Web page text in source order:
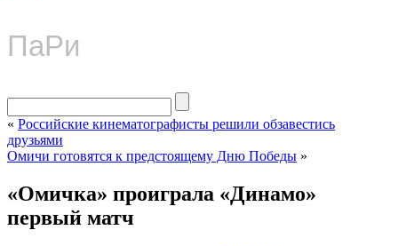
ПаРи
« Российские кинематографисты решили обзавестись
друзьями
Омичи готовятся к предстоящему Дню Победы »
«Омичка» проиграла «Динамо»
первый матч